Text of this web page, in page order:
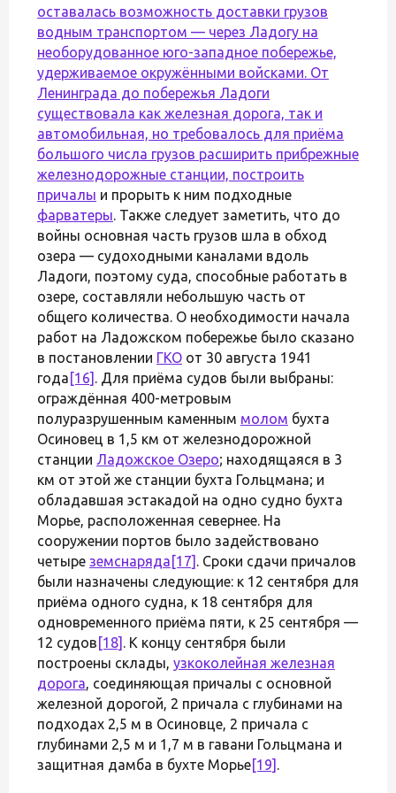
оставалась возможность доставки грузов
водным транспортом — через Ладогу на
необорудованное юго-западное побережье,
удерживаемое окружёнными войсками. От
Ленинграда до побережья Ладоги
существовала как железная дорога, так и
автомобильная, но требовалось для приёма
большого числа грузов расширить прибрежные
железнодорожные станции, построить
причалы и прорыть к ним подходные
фарватеры. Также следует заметить, что до
войны основная часть грузов шла в обход
озера — судоходными каналами вдоль
Ладоги, поэтому суда, способные работать в
озере, составляли небольшую часть от
общего количества. О необходимости начала
работ на Ладожском побережье было сказано
в постановлении ГКО от 30 августа 1941
года [16] . Для приёма судов были выбраны:
ограждённая 400-метровым
полуразрушенным каменным молом бухта
Осиновец в 1,5 км от железнодорожной
станции Ладожское Озеро; находящаяся в 3
км от этой же станции бухта Гольцмана; и
обладавшая эстакадой на одно судно бухта
Морье, расположенная севернее. На
сооружении портов было задействовано
четыре земснаряда [17] . Сроки сдачи причалов
были назначены следующие: к 12 сентября для
приёма одного судна, к 18 сентября для
одновременного приёма пяти, к 25 сентября —
12 судов [18] . К концу сентября были
построены склады, узкоколейная железная
дорога, соединяющая причалы с основной
железной дорогой, 2 причала с глубинами на
подходах 2,5 м в Осиновце, 2 причала с
глубинами 2,5 м и 1,7 м в гавани Гольцмана и
защитная дамба в бухте Морье[19] .